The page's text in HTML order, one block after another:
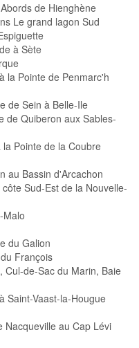
de Hienghène
Le grand lagon Sud
à Sète
la Pointe de Penmarc'h
de Sein à Belle-Ile
de Quiberon aux Sables-
Pointe de la Coubre
au Bassin d'Arcachon
Sud-Est de la Nouvelle-
Malo
du Galion
François
Cul-de-Sac du Marin, Baie
Saint-Vaast-la-Hougue
Nacqueville au Cap Lévi